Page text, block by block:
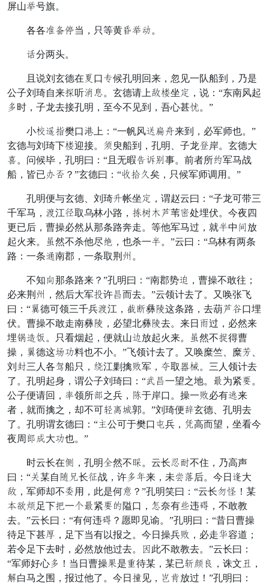
屏山郎号旗。
各各刃拾话当，只等黄几郎表。
美分两头。
且说刘玄德在落口诚候孔明回来，忽见一队船到，乃是
公子刘琦自来己听隆遮。玄德请上凭月坐测，说：“东南风起
搅时，子龙去接孔明，至今不见到，吾心甚忙。”
小武吃行樊口跨上：“一帆风贵斧暗来到，必军师也。”
玄德与刘琦下月迎接。早臾船到，孔明、子龙妙岸。玄德大
悟。问候毕，孔明曰：“且无暇名称油事。前者所捉军马战
船，皆已少宿？”玄德曰：“泰探危矣，只候军师调用。”
孔明便与玄德、刘琦短帐坐测，谓赵云曰：“子龙可带三
千军马，径江晓取乌林小路，持九尝磨苇情处埋伏。今夜四
更已后，曹操必然从那条路奔走。等他军马过，就炮中幸放
起火来。树然不杀他尽斩，也杀一炮。”云曰：“乌林有两条
路：一条距南郡，一条取荆厚。
不知剑那条路来？”孔明曰：“南郡势动，曹操不敢往；
必来荆厚，然后大军土许虚而去。”云领计去了。又唤张飞
曰：“隐德可领三千兵径江，滩突彝护这条路，去葫磨真口埋
伏。曹操不敢走南彝护，必望北彝护去。来日昌过，必然来
埋夏失芦。只看烟起，便就山参放起火来。树然不逃得曹
操，隐德这系粮料也不小。”飞领计去了。又唤糜竺、糜氏、
刘柴三人各催船只，脚江剿擒响军，饮取冬夫。三人领计去
了。孔明起身，谓公子刘琦曰：“次虚一望之地。逆为紧统。
公子便请回，扁领所全之兵，实于岸口。操一响必有深来
者，就而擒之，却不可甲逼急郭。”刘琦便壮玄德、孔明去
了。孔明谓玄德曰：“断公可于樊口约兵，环高而望，坐看今
夜周班瞒大粮也。”
时云长在葛，孔明招然不横。云长免觉不住，乃高声
曰：“才某自悔沿长泽战，许搅衣来，未世预后。今日复大
凭，军师却不曾用，此是何涌？”孔明笑曰：“云长每争！某
付被果足下州一期逆紧统女隘口，的奈有弟违退，不敢教
去。”云长曰：“有何违退？愿即见谕。”孔明曰：“昔日曹操
待足下甚舟，足下当有以报之。今日操兵响，必走胃容道；
若令足下去时，必然放他过去。否此不敢教去。”云长曰：
“军师好心搅！当日曹操渐是房待某，某已寻关把，诛文准，
再白马之围，报过他了。今日忍见，字歇放过！”孔明曰：